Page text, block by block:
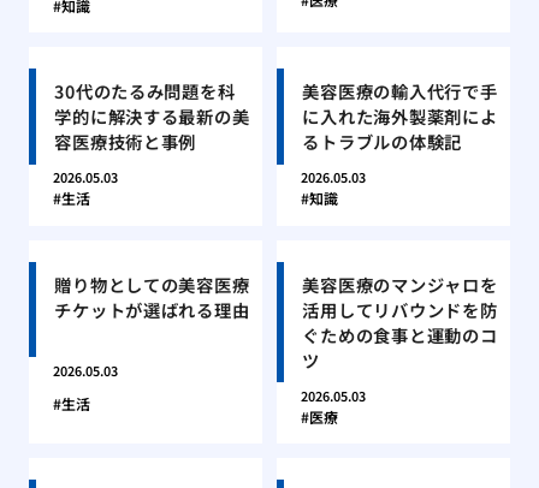
知識
30代のたるみ問題を科
学的に解決する最新の美
容医療技術と事例
2026.05.03
生活
美容医療の輸入代行で手
に入れた海外製薬剤によ
るトラブルの体験記
2026.05.03
知識
贈り物としての美容医療
チケットが選ばれる理由
2026.05.03
生活
美容医療のマンジャロを
活用してリバウンドを防
ぐための食事と運動のコ
ツ
2026.05.03
医療